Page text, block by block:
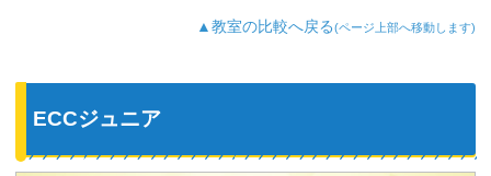
▲教室の比較へ戻る(ページ上部へ移動します)
ECCジュニア